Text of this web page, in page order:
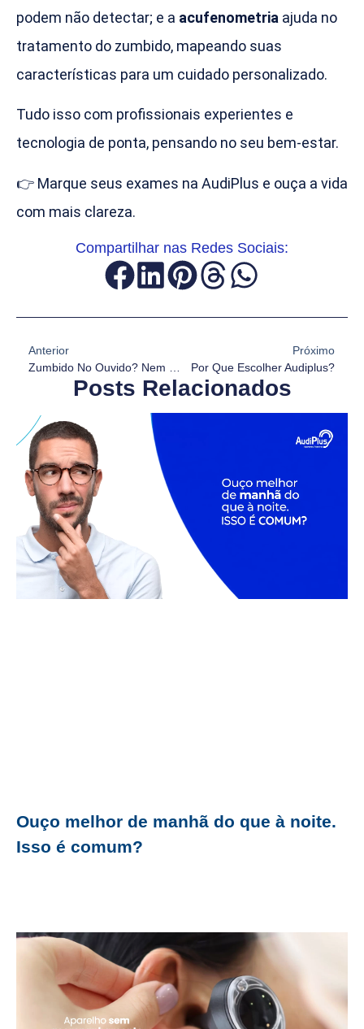
podem não detectar; e a acufenometria ajuda no
tratamento do zumbido, mapeando suas
características para um cuidado personalizado.
Tudo isso com profissionais experientes e
tecnologia de ponta, pensando no seu bem-estar.
👉 Marque seus exames na AudiPlus e ouça a vida
com mais clareza.
Compartilhar nas Redes Sociais:
Anterior
Próximo
Por Que Escolher Audiplus?
Posts Relacionados
Ouço melhor de manhã do que à noite.
Isso é comum?